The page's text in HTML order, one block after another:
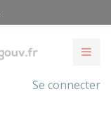
Se connecter